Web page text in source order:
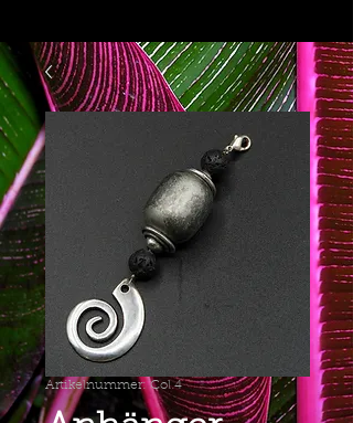
Artikelnummer: Col 4